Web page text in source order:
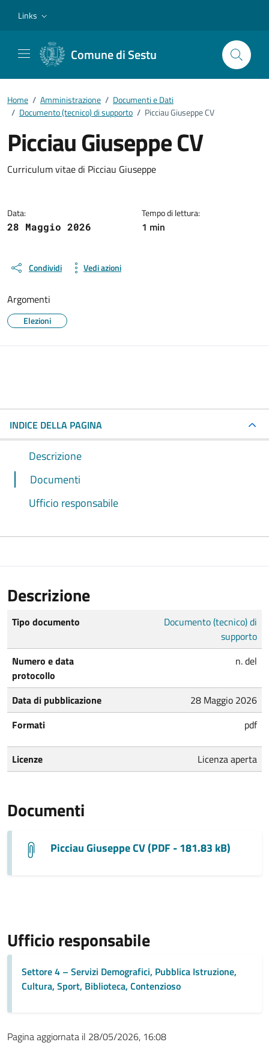
Links
Comune di Sestu
Home / Amministrazione / Documenti e Dati
/ Documento (tecnico) di supporto / Picciau Giuseppe CV
Picciau Giuseppe CV
Dettagli del documento
Curriculum vitae di Picciau Giuseppe
Data:
28 Maggio 2026
Tempo di lettura:
1 min
Condividi Vedi azioni
Argomenti
Elezioni
INDICE DELLA PAGINA
Descrizione
Documenti
Ufficio responsabile
Descrizione
Tipo documento
Documento (tecnico) di
supporto
Numero e data
protocollo
n. del
Data di pubblicazione
28 Maggio 2026
Formati
pdf
Licenze Licenza aperta
Documenti
Picciau Giuseppe CV (PDF - 181.83 kB)
Ufficio responsabile
Settore 4 – Servizi Demografici, Pubblica Istruzione,
Cultura, Sport, Biblioteca, Contenzioso
Pagina aggiornata il 28/05/2026, 16:08